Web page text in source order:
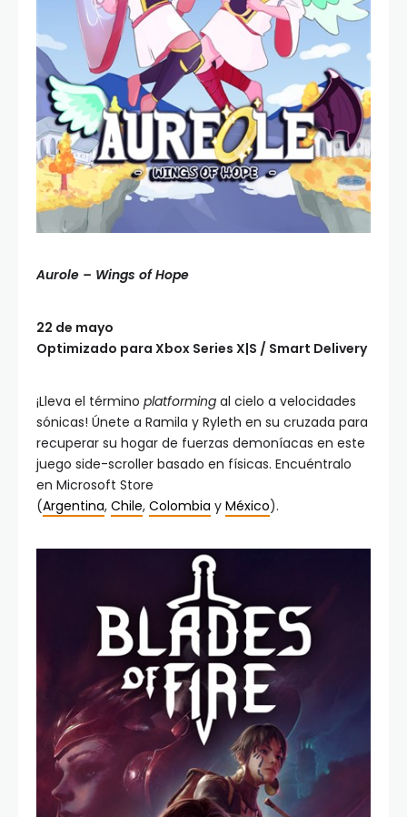
Aurole – Wings of Hope
22 de mayo
Optimizado para Xbox Series X|S / Smart Delivery
¡Lleva el término platforming al cielo a velocidades
sónicas! Únete a Ramila y Ryleth en su cruzada para
recuperar su hogar de fuerzas demoníacas en este
juego side-scroller basado en físicas. Encuéntralo
en Microsoft Store
(Argentina, Chile, Colombia y México).